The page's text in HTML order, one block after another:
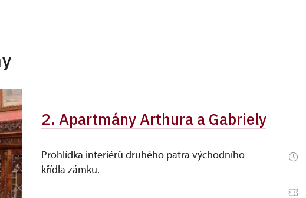
příslušníci)
zdarma
zdarma
2. Apartmány Arthura a Gabriely
Prohlídka interiérů druhého patra východního
křídla zámku.